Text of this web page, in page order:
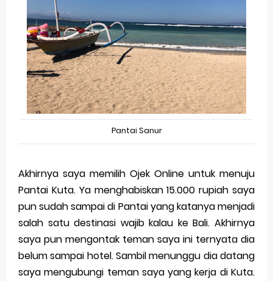
Pantai Sanur
Akhirnya saya memilih Ojek Online untuk menuju
Pantai Kuta. Ya menghabiskan 15.000 rupiah saya
pun sudah sampai di Pantai yang katanya menjadi
salah satu destinasi wajib kalau ke Bali. Akhirnya
saya pun mengontak teman saya ini ternyata dia
belum sampai hotel. Sambil menunggu dia datang
saya mengubungi teman saya yang kerja di Kuta.